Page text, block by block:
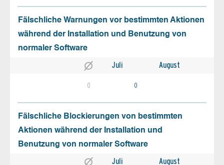
Fälschliche Warnungen vor bestimmten Aktionen
während der Installation und Benutzung von
normaler Software
Juli August
0 0
Fälschliche Blockierungen von bestimmten
Aktionen während der Installation und
Benutzung von normaler Software
Juli August